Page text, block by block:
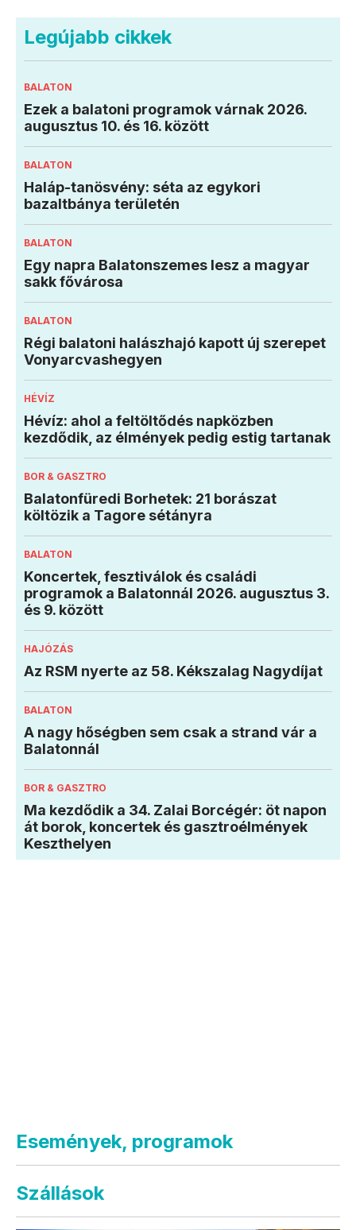
Legújabb cikkek
BALATON
Ezek a balatoni programok várnak 2026.
augusztus 10. és 16. között
BALATON
Haláp-tanösvény: séta az egykori
bazaltbánya területén
BALATON
Egy napra Balatonszemes lesz a magyar
sakk fővárosa
BALATON
Régi balatoni halászhajó kapott új szerepet
Vonyarcvashegyen
HÉVÍZ
Hévíz: ahol a feltöltődés napközben
kezdődik, az élmények pedig estig tartanak
BOR & GASZTRO
Balatonfüredi Borhetek: 21 borászat
költözik a Tagore sétányra
BALATON
Koncertek, fesztiválok és családi
programok a Balatonnál 2026. augusztus 3.
és 9. között
HAJÓZÁS
Az RSM nyerte az 58. Kékszalag Nagydíjat
BALATON
A nagy hőségben sem csak a strand vár a
Balatonnál
BOR & GASZTRO
Ma kezdődik a 34. Zalai Borcégér: öt napon
át borok, koncertek és gasztroélmények
Keszthelyen
Események, programok
Szállások